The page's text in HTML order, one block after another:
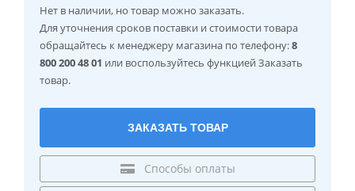
Нет в наличии, но товар можно заказать.
Для уточнения сроков поставки и стоимости товара
обращайтесь к менеджеру магазина по телефону:8
800 200 48 01 или воспользуйтесь функцией Заказать
товар.
ЗАКАЗАТЬ ТОВАР
Способы оплаты